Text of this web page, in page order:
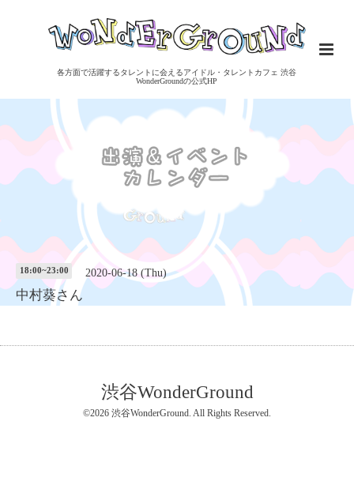
各方面で活躍するタレントに会えるアイドル・タレントカフェ 渋谷
WonderGroundの公式HP
18:00~23:00 2020-06-18 (Thu)
中村葵さん
渋谷WonderGround
©2026 渋谷WonderGround. All Rights Reserved.